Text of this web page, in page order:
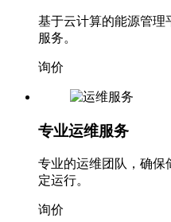
基于云计算的能源管理
服务。
询价
专业运维服务
专业的运维团队，确保
定运行。
询价